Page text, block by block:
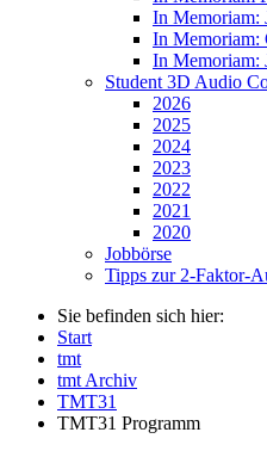
In Memoriam:
In Memoriam:
In Memoriam:
Student 3D Audio
2026
2025
2024
2023
2022
2021
2020
Jobbörse
Tipps zur 2-Faktor-
Sie befinden sich hier:
Start
tmt
tmt Archiv
TMT31
TMT31 Programm